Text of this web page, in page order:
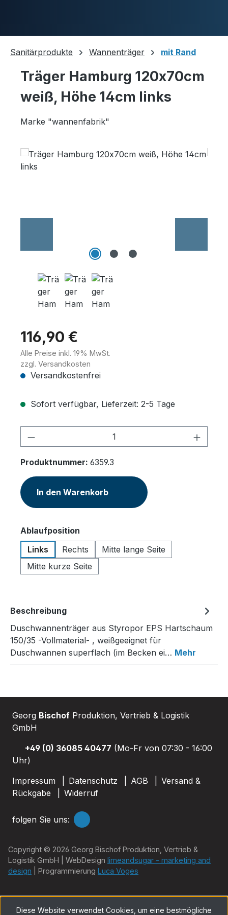
Duschwannen
Ablaufgarnituren
Wannenträger
Sanitärprodukte Wannenträger mit Rand
Träger Hamburg 120x70cm
weiß, Höhe 14cm links
Marke "wannenfabrik"
Bildergalerie überspringen
116,90 €
Alle Preise inkl. 19% MwSt.
zzgl. Versandkosten
Versandkostenfrei
Sofort verfügbar, Lieferzeit: 2-5 Tage
Produkt Anzahl: Gib den
Produktnummer: 6359.3
In den Warenkorb
Ablaufposition
Links
Rechts
Mitte lange Seite
Mitte kurze Seite
Beschreibung
Duschwannenträger aus Styropor EPS Hartschaum
150/35 -Vollmaterial- , weißgeeignet für
Duschwannen superflach (im Becken ei… Mehr
Georg Bischof Produktion, Vertrieb & Logistik
GmbH
+49 (0) 36085 40477 (Mo-Fr von 07:30 - 16:00
Uhr)
Impressum
Datenschutz AGB
Versand &
Rückgabe
Widerruf
folgen Sie uns:
Copyright © 2026 Georg Bischof Produktion, Vertrieb &
Logistik GmbH | WebDesign limeandsugar - marketing and
design | Programmierung Luca Voges
Diese Website verwendet Cookies, um eine bestmögliche